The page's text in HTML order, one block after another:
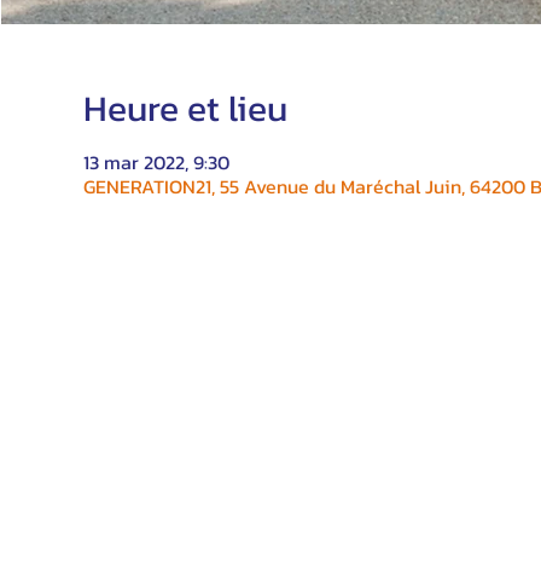
Heure et lieu
13 mar 2022, 9:30
GENERATION21, 55 Avenue du Maréchal Juin, 64200